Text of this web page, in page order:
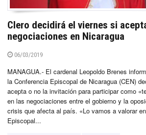
Clero decidirá el viernes si
negociaciones en Nicaragua
06/03/2019
MANAGUA.- El cardenal Leopoldo Brenes
la Conferencia Episcopal de Nicaragua (CEN)
acepta o no la invitación para participar como
en las negociaciones entre el gobierno y la
crisis que afecta al país. «Lo vamos a valorar
Episcopal...